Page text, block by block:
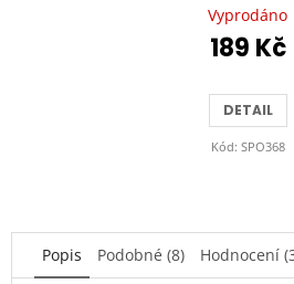
je
z
5
Vyprodáno
189 Kč
DETAIL
Kód: SPO368
Popis Podobné (8) Hodnocení